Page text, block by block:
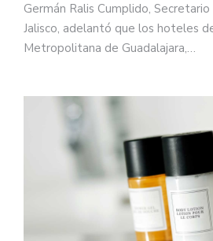
Germán Ralis Cumplido,
Jalisco, adelantó que los hoteles
Metropolitana de Guadalajara,…